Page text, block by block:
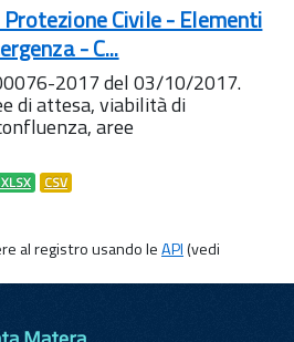
Civile - Elementi
- C...
2017 del 03/10/2017.
di attesa, viabilità di
aree
CSV
al registro usando leAPI(vedi